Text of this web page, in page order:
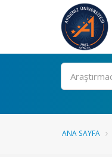
Ara
ANA SAYFA